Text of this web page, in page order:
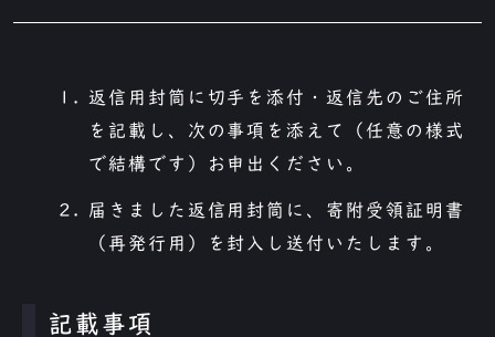
返信用封筒に切手を添付・返信先のご住所
を記載し、次の事項を添えて（任意の様式
で結構です）お申出ください。
届きました返信用封筒に、寄附受領証明書
（再発行用）を封入し送付いたします。
記載事項